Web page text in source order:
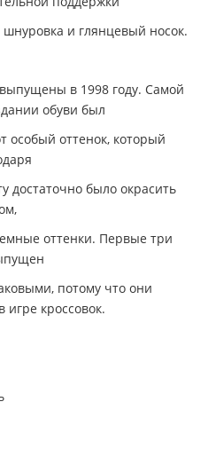
и глянцевый носок.
в 1998 году. Самой
обуви был
особый оттенок, который
достаточно было окрасить
оттенки. Первые три
потому что они
кроссовок.